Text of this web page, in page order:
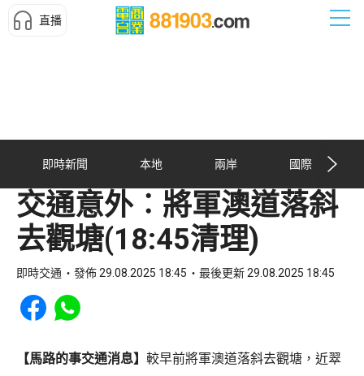
直播
即時新聞 本地 兩岸 國際
交通意外︰將軍澳道落斜
去觀塘(18:45清理)
即時交通 發佈 29.08.2025 18:45 最後更新 29.08.2025 18:45
Share to Facebook
Share to WhatsApp
【馬路的事交通消息】 較早前將軍澳道落斜去觀塘，近翠